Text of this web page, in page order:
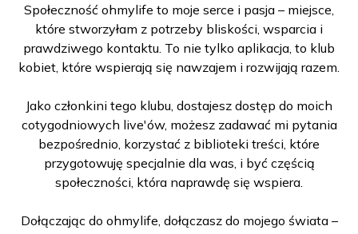
Społeczność ohmylife to moje serce i pasja – miejsce,
które stworzyłam z potrzeby bliskości, wsparcia i
prawdziwego kontaktu. To nie tylko aplikacja, to klub
kobiet, które wspierają się nawzajem i rozwijają razem.
Jako członkini tego klubu, dostajesz dostęp do moich
cotygodniowych live'ów, możesz zadawać mi pytania
bezpośrednio, korzystać z biblioteki treści, które
przygotowuję specjalnie dla was, i być częścią
społeczności, która naprawdę się wspiera.
Dołączając do ohmylife, dołączasz do mojego świata –